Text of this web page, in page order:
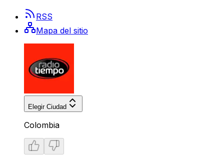
RSS
Mapa del sitio
Elegir Ciudad
Colombia